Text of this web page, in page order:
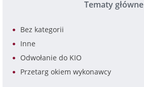
Tematy główne
Bez kategorii
Inne
Odwołanie do KIO
Przetarg okiem wykonawcy